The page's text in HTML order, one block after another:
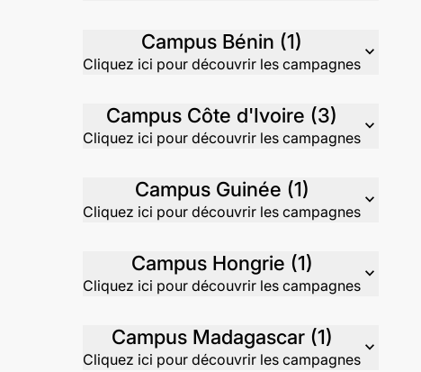
Campus Bénin (1)
Cliquez ici pour découvrir les campagnes
expand_more
Campus Côte d'Ivoire (3)
Cliquez ici pour découvrir les campagnes
expand_more
Campus Guinée (1)
Cliquez ici pour découvrir les campagnes
expand_more
Campus Hongrie (1)
Cliquez ici pour découvrir les campagnes
expand_more
Campus Madagascar (1)
Cliquez ici pour découvrir les campagnes
expand_more